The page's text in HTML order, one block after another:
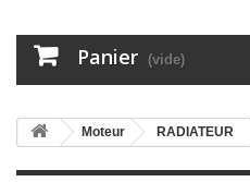
Panier (vide)
Moteur RADIATEUR